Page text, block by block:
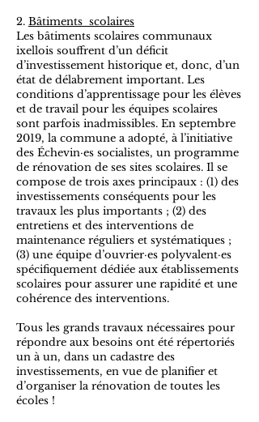
2. Bâtiments scolaires
Les bâtiments scolaires communaux
ixellois souffrent d’un déficit
d’investissement historique et, donc, d’un
état de délabrement important. Les
conditions d’apprentissage pour les élèves
et de travail pour les équipes scolaires
sont parfois inadmissibles. En septembre
2019, la commune a adopté, à l’initiative
des Échevin·es socialistes, un programme
de rénovation de ses sites scolaires. Il se
compose de trois axes principaux : (1) des
investissements conséquents pour les
travaux les plus importants ; (2) des
entretiens et des interventions de
maintenance réguliers et systématiques ;
(3) une équipe d’ouvrier·es polyvalent·es
spécifiquement dédiée aux établissements
scolaires pour assurer une rapidité et une
cohérence des interventions.
Tous les grands travaux nécessaires pour
répondre aux besoins ont été répertoriés
un à un, dans un cadastre des
investissements, en vue de planifier et
d’organiser la rénovation de toutes les
écoles !